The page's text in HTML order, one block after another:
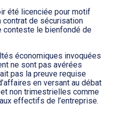
été licenciée pour motif
contrat de sécurisation
conteste le bienfondé de
économiques invoquées
ne sont pas avérées
pas la preuve requise
en versant au débat
non trimestrielles comme
effectifs de l’entreprise.